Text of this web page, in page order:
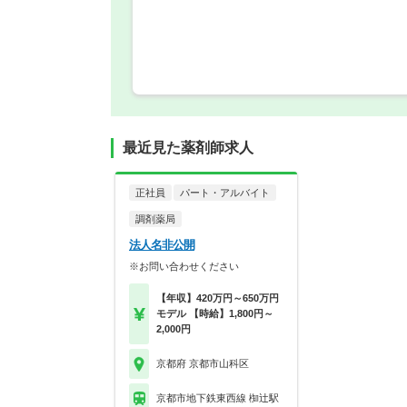
最近見た薬剤師求人
正社員 パート・アルバイト
調剤薬局
法人名非公開
※お問い合わせください
【年収】420万円～650万円
モデル 【時給】1,800円～
2,000円
京都府 京都市山科区
京都市地下鉄東西線 椥辻駅